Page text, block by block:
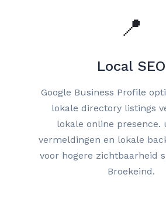
📍
Local SEO
Google Business Profile
lokale directory listings
lokale online presence.
vermeldingen en lokale
voor hogere zichtbaarheid
Broekeind.